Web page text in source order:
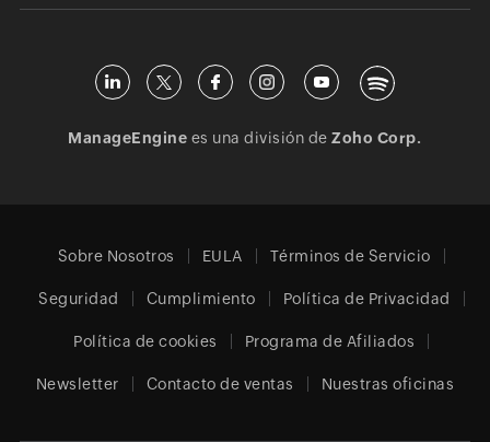
ManageEngine es una división deZoho Corp.
Sobre Nosotros EULA Términos de Servicio
Seguridad Cumplimiento Política de Privacidad
Política de cookies Programa de Afiliados
Newsletter Contacto de ventas Nuestras oficinas